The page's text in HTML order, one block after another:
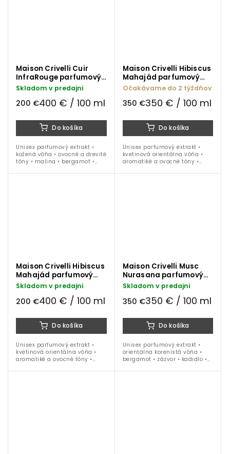
Maison Crivelli Cuir
InfraRouge parfumový
extrakt 50 ml
Skladom v predajni
200 €400 € / 100 ml
Do košíka
Unisex parfumový extrakt •
kožená vôňa • ovocné a drevité
tóny • malina • bergamot •
ideálne na obdobie jeseň,
Maison Crivelli Hibiscus
Mahajád parfumový
extrakt 100 ml
Očakávame do 2 týždňov
350 €350 € / 100 ml
Do košíka
Unisex parfumový extrakt •
kvetinová orientálna vôňa •
aromatiké a ovocné tóny •
jar • leto • jeseň • zima • 100
Maison Crivelli Hibiscus
Mahajád parfumový
extrakt 50 ml
Skladom v predajni
200 €400 € / 100 ml
Do košíka
Unisex parfumový extrakt •
kvetinová orientálna vôňa •
aromatiké a ovocné tóny •
jar • leto • jeseň • zima • 50 ml
Maison Crivelli Musc
Nurasana parfumový
extrakt 100 ml
Skladom v predajni
350 €350 € / 100 ml
Do košíka
Unisex parfumový extrakt •
orientálna korenistá vôňa •
bergamot • zázvor • kadidlo •
borovicová živica • ideálne na